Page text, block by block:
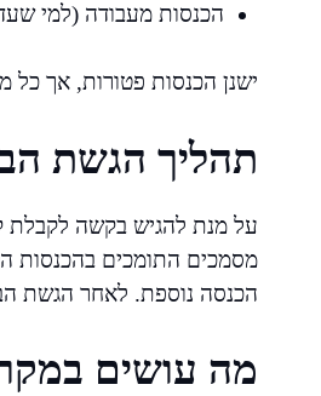
הכנסות מעבודה (למי
ישנן הכנסות פטורות, אך כל
תהליך הגשת
על מנת להגיש בקשה לקבלת
מסמכים התומכים בהכנסות
הכנסה נוספת. לאחר הגשת
מה עושים